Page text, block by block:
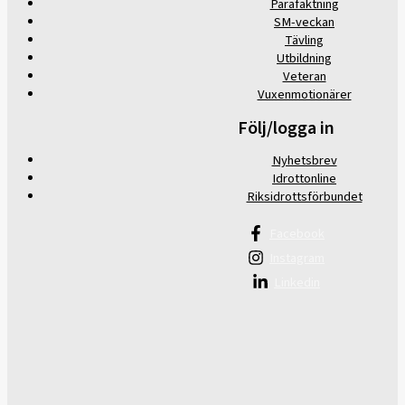
Parafäktning
SM-veckan
Tävling
Utbildning
Veteran
Vuxenmotionärer
Följ/logga in
Nyhetsbrev
Idrottonline
Riksidrottsförbundet